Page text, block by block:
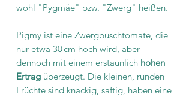
wohl "Pygmäe" bzw. "Zwerg" heißen.
Pigmy ist eine Zwergbuschtomate, die
nur etwa 30 cm hoch wird, aber
dennoch mit einem erstaunlich hohen
Ertrag überzeugt. Die kleinen, runden
Früchte sind knackig, saftig, haben eine